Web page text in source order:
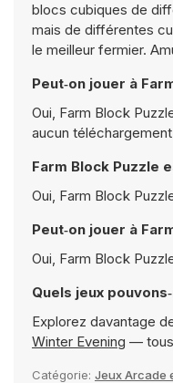
blocs cubiques de
mais de différentes
le meilleur fermier.
Peut‑on jouer à
Oui, Farm Block
aucun
Farm Block Puzzle
Oui, Farm Block
Peut‑on jouer à
Oui, Farm Block
Quels jeux
Explorez davantage
Winter Evening — tous
Catégorie: Jeux Arcade